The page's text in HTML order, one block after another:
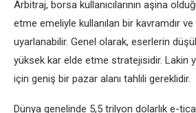
Arbitraj, borsa kullanıcılarının aşina
etme emeliyle kullanılan bir kavramdır
uyarlanabilir. Genel olarak, eserlerin
yüksek kar elde etme stratejisidir. Lakin
için geniş bir pazar alanı tahlili gereklidir.
Dünya genelinde 5,5 trilyon dolarlık e-